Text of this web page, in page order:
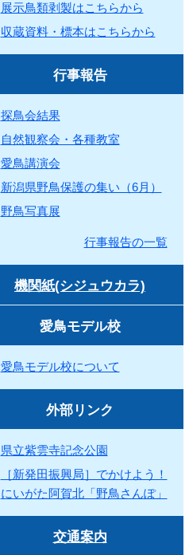
展示鳥類剥製はこちらから
収蔵資料・標本はこちらから
行事報告
探鳥会結果
自然観察会・各種教室
愛鳥講演会
新潟県野鳥保護の集い（6月）
野鳥写真展
行事報告の一覧
機関紙(シジュウカラ)
愛鳥モデル校
愛鳥モデル校について
外部リンク
県立紫雲寺記念公園
［新発田振興局］でかけよう！
にいがた阿賀北「野鳥さんぽ」
交通案内